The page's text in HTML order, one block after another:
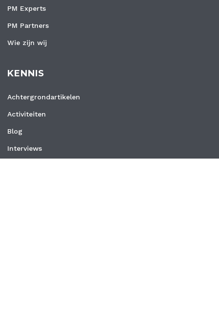
PM Experts
PM Partners
Wie zijn wij
KENNIS
Achtergrondartikelen
Activiteiten
Blog
Interviews